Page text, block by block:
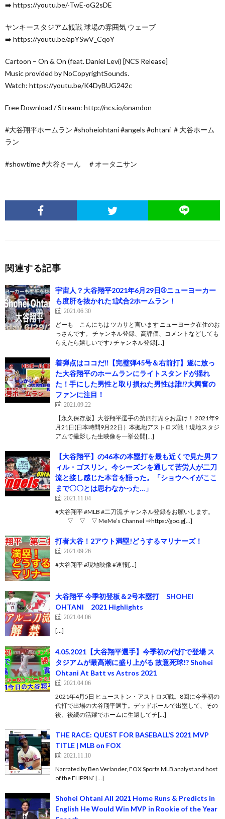
➡️ https://youtu.be/-TwE-oG2sDE
ヤンキースタジアム観戦 球場の雰囲気 ウェーブ
➡️ https://youtu.be/apYSwV_CqoY
Cartoon – On & On (feat. Daniel Levi) [NCS Release]
Music provided by NoCopyrightSounds.
Watch: https://youtu.be/K4DyBUG242c
Free Download / Stream: http://ncs.io/onandon
#大谷翔平ホームラン #shoheiohtani #angels #ohtani ＃大谷ホーム
ラン
#showtime #大谷さーん ＃オータニサン
関連する記事
宇宙人？大谷翔平2021年6月29日⚾️ニューヨーカー
も度肝を抜かれた1試合2ホームラン！
2021.06.30
どーも こんにちは ツカサと言います ニューヨーク在住のお
っさんです。 チャンネル登録、高評価、コメントなどしても
らえたら嬉しいです♪ チャンネル登録[…]
着弾点はココだ‼【完璧弾45号＆右前打】遂に放っ
た大谷翔平のホームランにライトスタンドが揺れ
た！手にした男性と取り損ねた男性は誰!?大興奮の
ファンに注目！
2021.09.22
【永久保存版】大谷翔平選手の第四打席をお届け！ 2021年9
月21日(日本時間9月22日）本拠地アストロズ戦！現地スタジ
アムで撮影した生映像を一挙公開[…]
【大谷翔平】の46本の本塁打を最も近くで見た男フ
ィル・ゴスリン。今シーズンを通して苦労人が二刀
流と接し感じた本音を語った。「ショウヘイがここ
まで〇〇とは思わなかった…」
2021.11.04
#大谷翔平 #MLB #二刀流 チャンネル登録をお願いします。
▽ ▽ ▽ MeMe’s Channel ⇒https://goo.g[…]
打者大谷！2アウト満塁!どうするマリナーズ！
2021.09.26
#大谷翔平 #現地映像 #速報[…]
大谷翔平 今季初登板＆2号本塁打 SHOHEI
OHTANI 2021 Highlights
2021.04.06
[…]
4.05.2021【大谷翔平選手】今季初の代打で登場 ス
タジアムが最高潮に盛り上がる 故意死球!? Shohei
Ohtani At Batt vs Astros 2021
2021.04.06
2021年4月5日 ヒューストン・アストロズ戦。8回に今季初の
代打で出場の大谷翔平選手。デッドボールで出塁して、その
後、後続の活躍でホームに生還してチ[…]
THE RACE: QUEST FOR BASEBALL’S 2021 MVP
TITLE | MLB on FOX
2021.11.10
Narrated by Ben Verlander, FOX Sports MLB analyst and host
of the FLIPPIN’ […]
Shohei Ohtani All 2021 Home Runs & Predicts in
English He Would Win MVP in Rookie of the Year